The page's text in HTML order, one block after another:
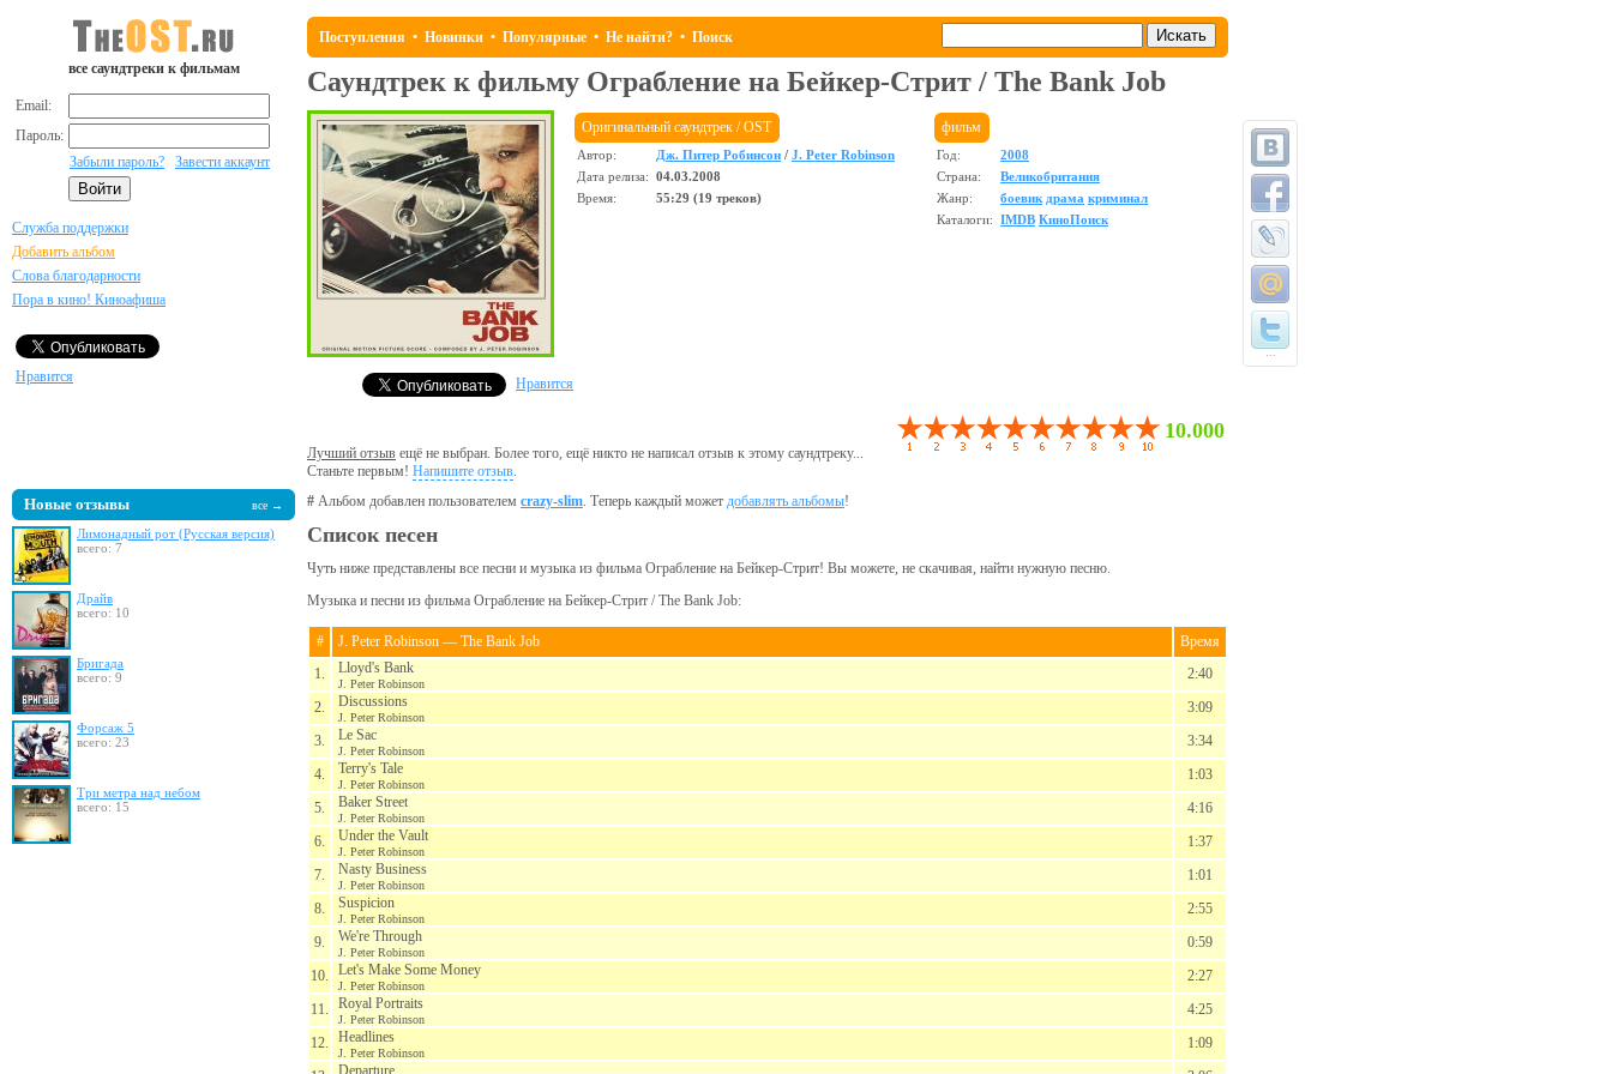
все саундтреки к фильмам
Email:
Пароль:
Забыли пароль?
Завести аккаунт
Служба поддержки
Добавить альбом
Слова благодарности
Пора в кино! Киноафиша
Нравится
Новые отзывы все →
Лимонадный рот (Русская версия)
всего: 7
Драйв
всего: 10
Бригада
всего: 9
Форсаж 5
всего: 23
Три метра над небом
всего: 15
Поступления • Новинки • Популярные • Не найти? • Поиск
Саундтрек к фильму Ограбление на Бейкер-Стрит / The Bank Job
Оригинальный саундтрек / OST
Автор: Дж. Питер Робинсон / J. Peter Robinson
Дата релиза: 04.03.2008
Время:
55:29 (19 треков)
фильм
Год:
2008
Страна:
Великобритания
Жанр:
боевик драма криминал
Каталоги: IMDB КиноПоиск
Нравится
10.000
Лучший отзыв ещё не выбран. Более того, ещё никто не написал отзыв к этому саундтреку...
Станьте первым! Напишите отзыв.
# Альбом добавлен пользователем crazy-slim. Теперь каждый может добавлять альбомы!
Список песен
Чуть ниже представлены все песни и музыка из фильма Ограбление на Бейкер-Стрит! Вы можете, не скачивая, найти нужную песню.
Музыка и песни из фильма Ограбление на Бейкер-Стрит / The Bank Job:
# J. Peter Robinson — The Bank Job
Время
1.
Lloyd's Bank
J. Peter Robinson
2:40
2.
Discussions
J. Peter Robinson
3:09
3.
Le Sac
J. Peter Robinson
3:34
4.
Terry's Tale
J. Peter Robinson
1:03
5.
Baker Street
J. Peter Robinson
4:16
6.
Under the Vault
J. Peter Robinson
1:37
7.
Nasty Business
J. Peter Robinson
1:01
8.
Suspicion
J. Peter Robinson
2:55
9.
We're Through
J. Peter Robinson
0:59
10.
Let's Make Some Money
J. Peter Robinson
2:27
11.
Royal Portraits
J. Peter Robinson
4:25
12.
Headlines
J. Peter Robinson
1:09
Departure
...